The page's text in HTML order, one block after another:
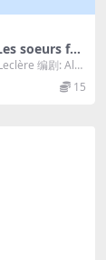
soeurs fâc
编剧: Alex
15